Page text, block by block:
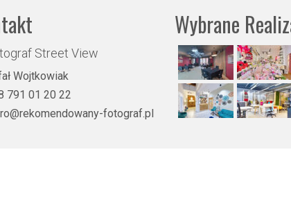
Street View
Wojtkowiak
791 01 20 22
fotograf.pl
Wybrane